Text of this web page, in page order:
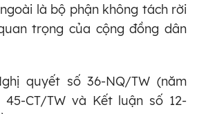
là bộ phận không tách rời
trọng của cộng đồng dân
quyết số 36-NQ/TW (năm
CT/TW và Kết luận số 12-